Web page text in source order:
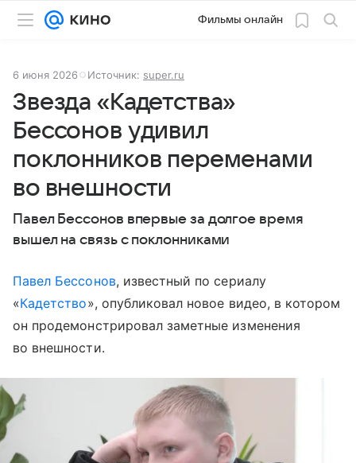
Фильмы онлайн
6 июня 2026 Источник: super.ru
Звезда «Кадетства»
Бессонов удивил
поклонников переменами
во внешности
Павел Бессонов впервые за долгое время
вышел на связь с поклонниками
Павел Бессонов, известный по сериалу
«Кадетство», опубликовал новое видео, в котором
он продемонстрировал заметные изменения
во внешности.